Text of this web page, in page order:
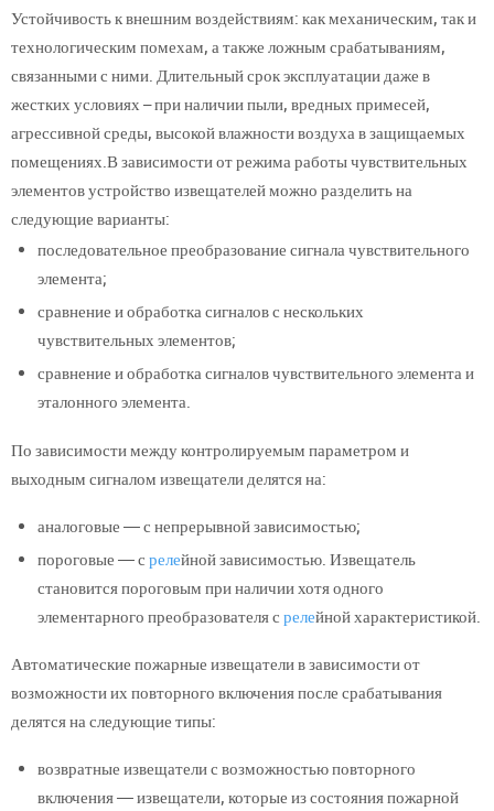
Устойчивость к внешним воздействиям: как механическим, так и
технологическим помехам, а также ложным срабатываниям,
связанными с ними. Длительный срок эксплуатации даже в
жестких условиях – при наличии пыли, вредных примесей,
агрессивной среды, высокой влажности воздуха в защищаемых
помещениях.В зависимости от режима работы чувствительных
элементов устройство извещателей можно разделить на
следующие варианты:
последовательное преобразование сигнала чувствительного
элемента;
сравнение и обработка сигналов с нескольких
чувствительных элементов;
сравнение и обработка сигналов чувствительного элемента и
эталонного элемента.
По зависимости между контролируемым параметром и
выходным сигналом извещатели делятся на:
аналоговые — с непрерывной зависимостью;
пороговые — срелейной зависимостью. Извещатель
становится пороговым при наличии хотя одного
элементарного преобразователя срелейной характеристикой.
Автоматические пожарные извещатели в зависимости от
возможности их повторного включения после срабатывания
делятся на следующие типы:
возвратные извещатели с возможностью повторного
включения — извещатели, которые из состояния пожарной